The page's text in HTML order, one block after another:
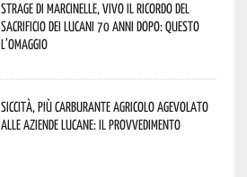
Strage di Marcinelle, vivo il ricordo del
sacrificio dei lucani 70 anni dopo: questo
l’omaggio
Siccità, più carburante agricolo agevolato
alle aziende lucane: il provvedimento